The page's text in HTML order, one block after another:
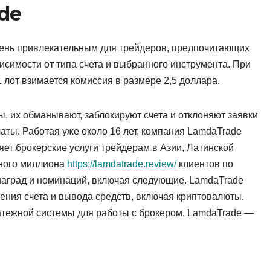
привлекательным для трейдеров, предпочитающих
от типа счета и выбранного инструмента. При
взимается комиссия в размере 2,5 доллара.
обманывают, заблокируют счета и отклоняют заявки
Работая уже около 16 лет, компания LamdaTrade
брокерские услуги трейдерам в Азии, Латинской
миллиона https://lamdatrade.review/клиентов по
и номинаций, включая следующие. LamdaTrade
счета и вывода средств, включая криптовалюты.
системы для работы с брокером. LamdaTrade —